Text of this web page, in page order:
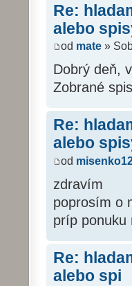
Re:
alebo
od mate »
Dobrý deň,
Zobrané
Re:
alebo
od
zdravím
poprosím o
príp ponuku
Re:
alebo spi